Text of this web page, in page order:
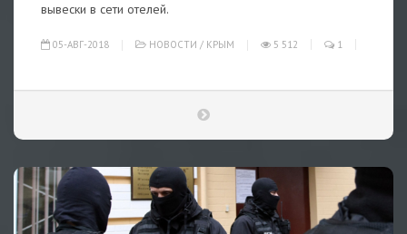
вывески в сети отелей.
05-АВГ-2018 НОВОСТИ / КРЫМ 5 512 1